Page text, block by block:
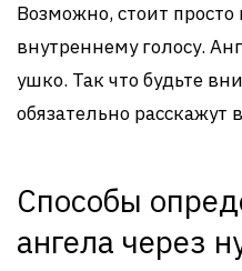
Возможно, стоит
внутреннему голосу.
ушко. Так что будьте
обязательно расскажут
Способы
ангела через